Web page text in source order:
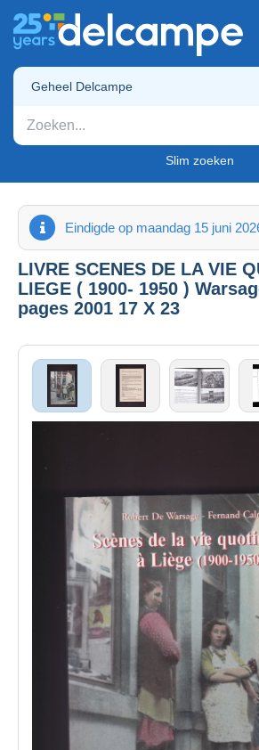
Geheel Delcampe
Slim zoeken
Eindigde op maandag 15 juni
LIVRE SCENES DE LA VIE
LIEGE ( 1900- 1950 )
pages 2001 17 X 23